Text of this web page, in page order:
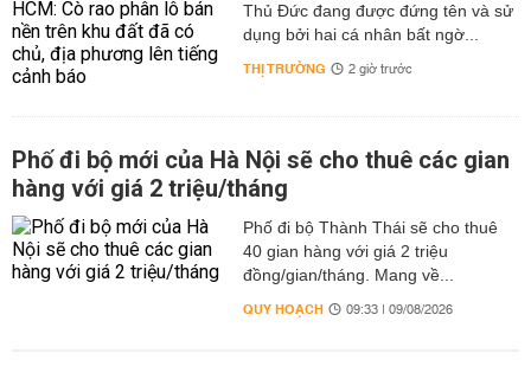
Thủ Đức đang được đứng tên và sử
dụng bởi hai cá nhân bất ngờ...
THỊ TRƯỜNG 2 giờ trước
Phố đi bộ mới của Hà Nội sẽ cho thuê các gian
hàng với giá 2 triệu/tháng
Phố đi bộ Thành Thái sẽ cho thuê
40 gian hàng với giá 2 triệu
đồng/gian/tháng. Mang về...
QUY HOẠCH 09:33 | 09/08/2026